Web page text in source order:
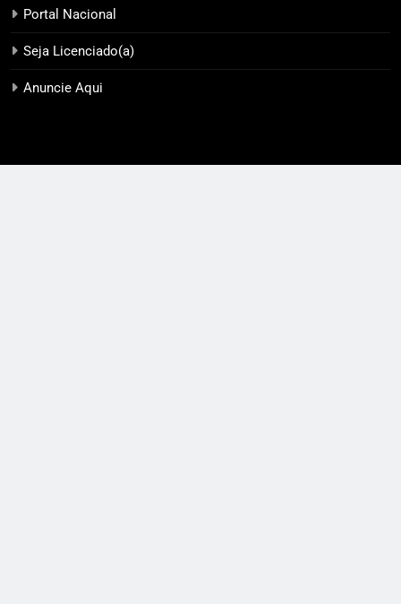
Portal Nacional
Seja Licenciado(a)
Anuncie Aqui